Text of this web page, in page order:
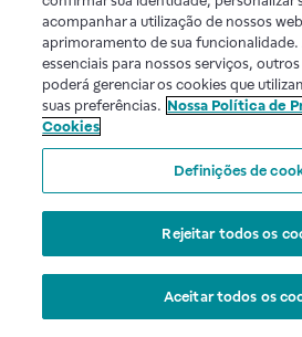
acompanhar a utilização de nossos
aprimoramento de sua funcionalidade.
essenciais para nossos serviços,
poderá gerenciar os cookies que
suas preferências. Nossa Política de
Cookies
Definições de
Rejeitar todos os
Aceitar todos os